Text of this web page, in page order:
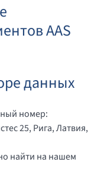
AAS
данных
номер:
25, Рига, Латвия,
найти на нашем